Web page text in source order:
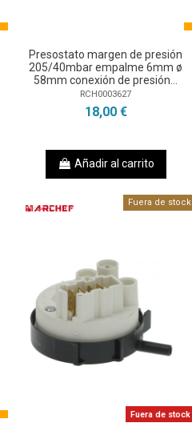
Presostato margen de presión
205/40mbar empalme 6mm ø
58mm conexión de presión...
RCH0003627
18,00 €
Añadir al carrito
Fuera de stock
Fuera de stock